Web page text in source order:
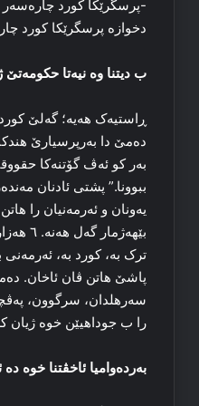
-پرسگرێکا کورد
دخوازه‌ پرسگرێکا کورد
ب دیتنا وه‌ نیه‌تا
ڕاستیه‌ک هه‌یه‌؛ گه‌لێ
ده‌مێ دا به‌رپرسیارێ
به‌ر کو ئه‌ڤ گۆتنه‌کا
ببوونا.” پشتی ئادنان
یه‌ونان و ئه‌رمه‌نیان را
ترک به‌، کورد به‌، ئه‌رمه‌نی
پاشێ هاتن ڤان ئاخان.
سه‌رهلدان، سرگوون،
را ب جوداهیێن خوه‌ ژیان
به‌رده‌وامیا ئاخڤتنا خوه‌